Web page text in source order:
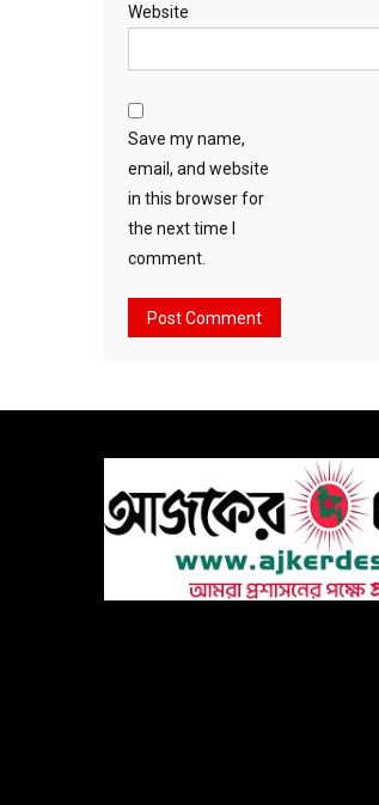
Website
Save my name,
email, and website
in this browser for
the next time I
comment.